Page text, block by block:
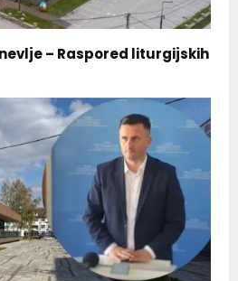
– Raspored liturgijskih